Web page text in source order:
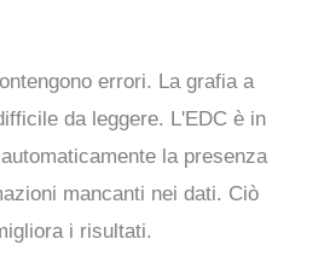
errori. La grafia a
da leggere. L'EDC è in
la presenza
mancanti nei dati. Ciò
i risultati.